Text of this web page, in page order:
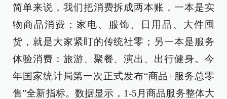
简单来说，我们把消费拆成两本账，一本是实
物商品消费：家电、服饰、日用品、大件囤
货，就是大家紧盯的传统社零；另一本是服务
体验消费：旅游、聚餐、演出、出行健身。今
年国家统计局第一次正式发布“商品+服务总零
售”全新指标。数据显示，1-5月商品服务整体大